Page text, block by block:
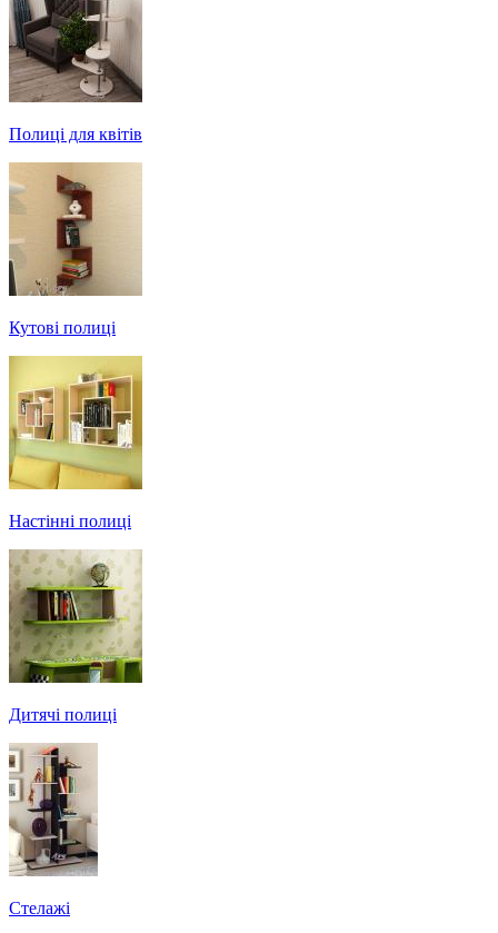
Полиці для квітів
Кутові полиці
Настінні полиці
Дитячі полиці
Стелажі